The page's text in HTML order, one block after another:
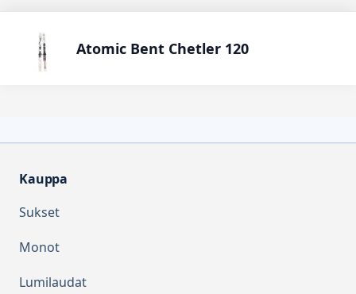
Atomic Bent Chetler 120
Kauppa
Sukset
Monot
Lumilaudat